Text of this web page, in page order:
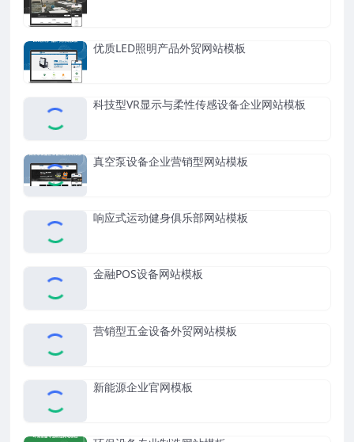
优质LED照明产品外贸网站模板
科技型VR显示与柔性传感设备企业网站模板
真空泵设备企业营销型网站模板
响应式运动健身俱乐部网站模板
金融POS设备网站模板
营销型五金设备外贸网站模板
新能源企业官网模板